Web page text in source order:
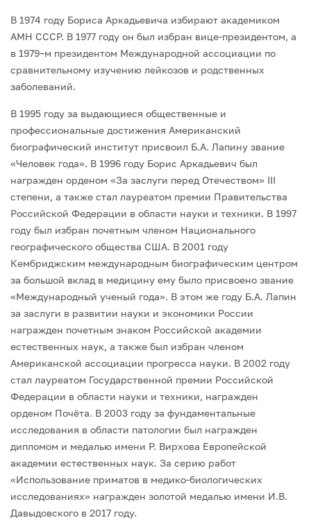
В 1974 году Бориса Аркадьевича избирают академиком
АМН СССР. В 1977 году он был избран вице-президентом, а
в 1979–м президентом Международной ассоциации по
сравнительному изучению лейкозов и родственных
заболеваний.
В 1995 году за выдающиеся общественные и
профессиональные достижения Американский
биографический институт присвоил Б.А. Лапину звание
«Чело­век года». В 1996 году Борис Аркадьевич был
награжден орденом «За заслуги перед Отечеством» III
степени, а также стал лауреатом премии Правительства
Российской Федерации в области науки и техники. В 1997
году был избран по­четным членом Национального
географического общества США. В 2001 году
Кембриджским международным биографическим центром
за большой вклад в медицину ему было присвоено звание
«Международный ученый года». В этом же году Б.А. Лапин
за заслуги в развитии науки и экономики России
награжден почетным знаком Российской академии
естественных наук, а также был избран членом
Американской ассоциации прогресса науки. В 2002 году
стал лауреатом Государственной премии Российской
Федерации в области науки и техники, на­гражден
орденом Почёта. В 2003 году за фундаментальные
исследования в обла­сти патологии был награжден
дипломом и медалью имени Р. Вирхова Европей­ской
академии естественных наук. За серию работ
«Использование приматов в медико-биологических
исследованиях» награжден золотой медалью имени И.В.
Давыдовского в 2017 году.